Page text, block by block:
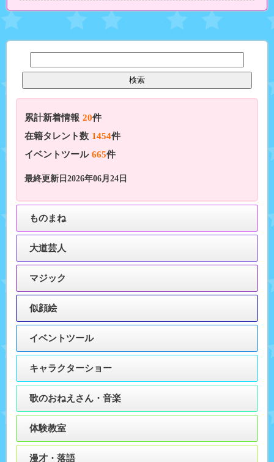
累計新着情報 20件
在籍タレント数 1454件
イベントツール 665件
最終更新日2026年06月24日
ものまね
大道芸人
マジック
似顔絵
イベントツール
キャラクターショー
歌のおねえさん・音楽
体験教室
漫才・落語